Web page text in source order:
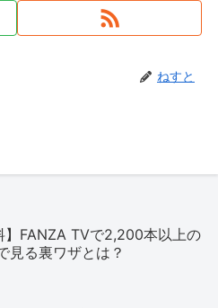
ねすと
】FANZA TVで2,200本以上の
見る裏ワザとは？